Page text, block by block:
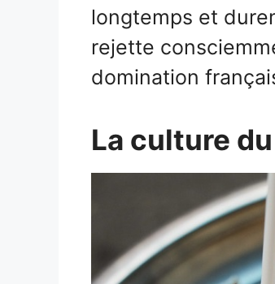
longtemps et
rejette
domination
La culture